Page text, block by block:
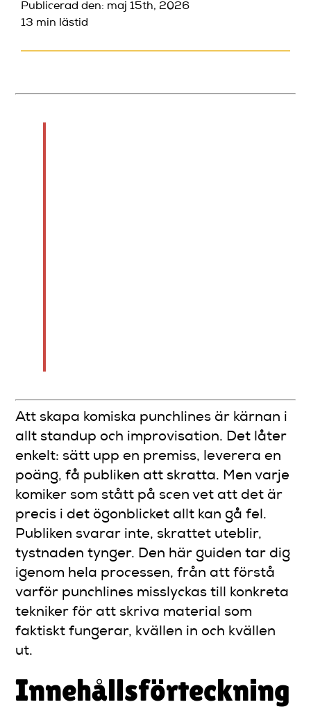
Publicerad den: maj 15th, 2026
13 min lästid
Att skapa komiska punchlines är kärnan i
allt standup och improvisation. Det låter
enkelt: sätt upp en premiss, leverera en
poäng, få publiken att skratta. Men varje
komiker som stått på scen vet att det är
precis i det ögonblicket allt kan gå fel.
Publiken svarar inte, skrattet uteblir,
tystnaden tynger. Den här guiden tar dig
igenom hela processen, från att förstå
varför punchlines misslyckas till konkreta
tekniker för att skriva material som
faktiskt fungerar, kvällen in och kvällen
ut.
Innehållsförteckning